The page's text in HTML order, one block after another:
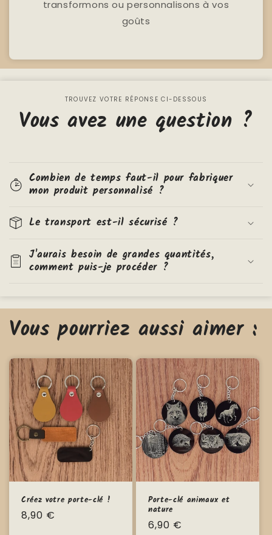
transformons ou personnalisons à vos
goûts
TROUVEZ VOTRE RÉPONSE CI-DESSOUS
Vous avez une question ?
Combien de temps faut-il pour fabriquer
mon produit personnalisé ?
Le transport est-il sécurisé ?
J'aurais besoin de grandes quantités,
comment puis-je procéder ?
Vous pourriez aussi aimer :
Créez votre porte-clé !
Prix
8,90 €
Porte-clé animaux et
nature
Prix
6,90 €